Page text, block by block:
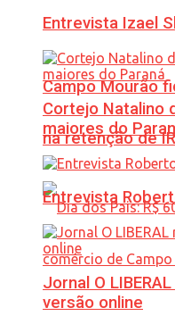
Campo Mourão
na retenção de
Entrevista Izael
Cortejo Natalino
maiores do
Entrevista
Jornal O
versão online